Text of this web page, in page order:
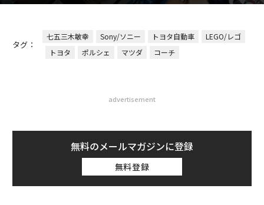
タグ：
七五三木敏幸 Sony/ソニー トヨタ自動車
LEGO/レゴ
トヨタ
ポルシェ マツダ コーチ
advertisement
無料のメールマガジンに登録
無料登録